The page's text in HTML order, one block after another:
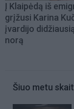
Į Klaipėdą iš
grįžusi Karina
įvardijo
norą
Šiuo metu